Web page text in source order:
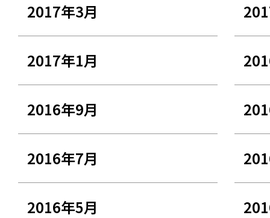
2017年3月
2017年1月
2016年9月
2016年7月
2016年5月